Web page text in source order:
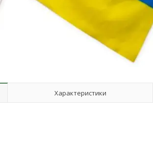
Характеристики